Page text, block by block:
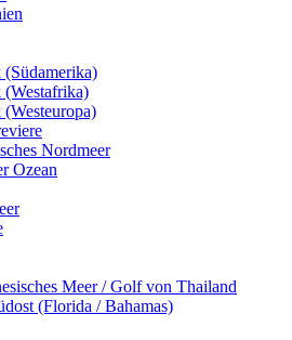
Nordmeer
Ozean
Meer / Golf von Thailand
(Florida / Bahamas)